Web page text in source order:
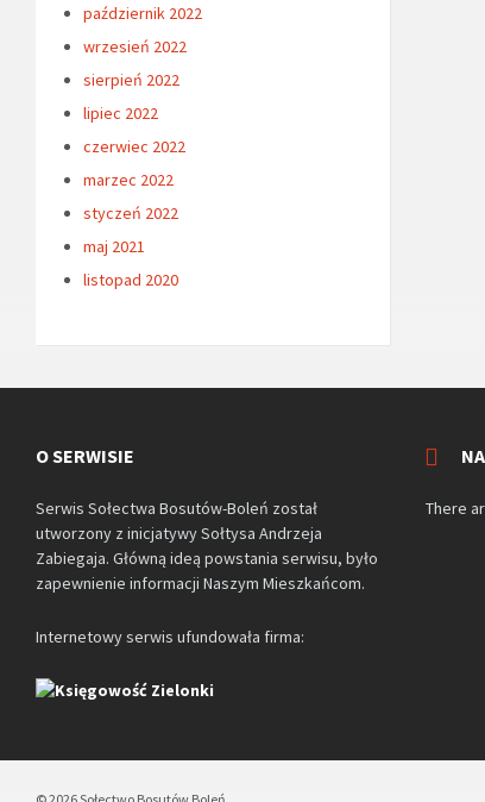
październik 2022
wrzesień 2022
sierpień 2022
lipiec 2022
czerwiec 2022
marzec 2022
styczeń 2022
maj 2021
listopad 2020
O SERWISIE
Serwis Sołectwa Bosutów-Boleń został
utworzony z inicjatywy Sołtysa Andrzeja
Zabiegaja. Główną ideą powstania serwisu, było
zapewnienie informacji Naszym Mieszkańcom.
Internetowy serwis ufundowała firma:
There